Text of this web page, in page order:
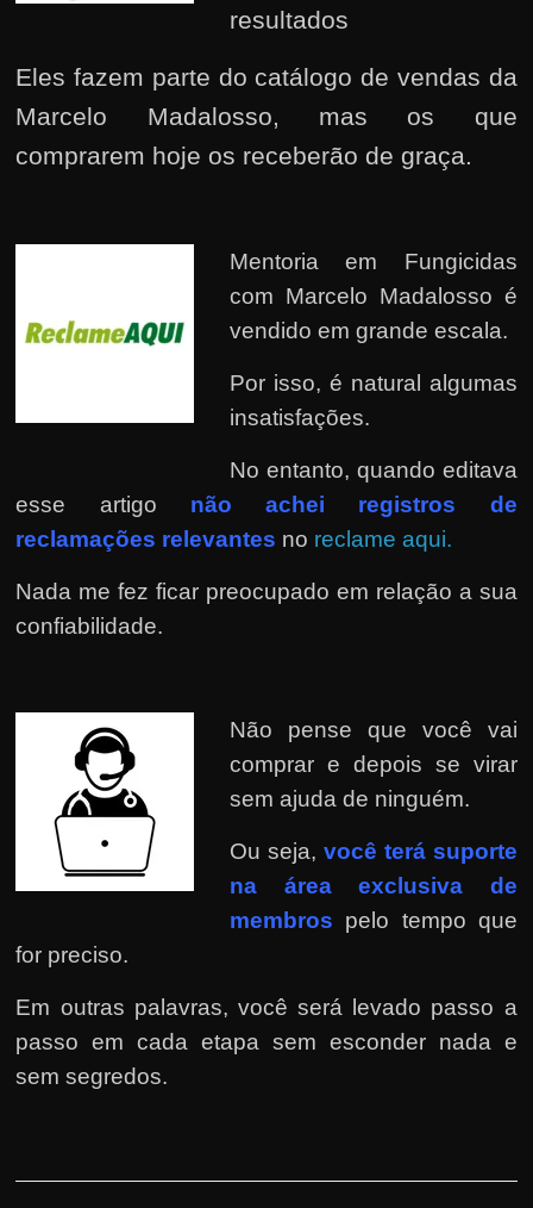
resultados
Eles fazem parte do catálogo de vendas da
Marcelo Madalosso, mas os que
comprarem hoje os receberão de graça.
Mentoria em Fungicidas
com Marcelo Madalosso é
vendido em grande escala.
Por isso, é natural algumas
insatisfações.
No entanto, quando editava
esse artigo não achei registros de
reclamações relevantes no reclame aqui.
Nada me fez ficar preocupado em relação a sua
confiabilidade.
Não pense que você vai
comprar e depois se virar
sem ajuda de ninguém.
Ou seja, você terá suporte
na área exclusiva de
membros pelo tempo que
for preciso.
Em outras palavras, você será levado passo a
passo em cada etapa sem esconder nada e
sem segredos.